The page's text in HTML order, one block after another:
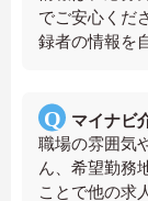
でご安心くだ
録者の情報を
マイナビ
職場の雰囲気
ん、希望勤務
ことで他の求